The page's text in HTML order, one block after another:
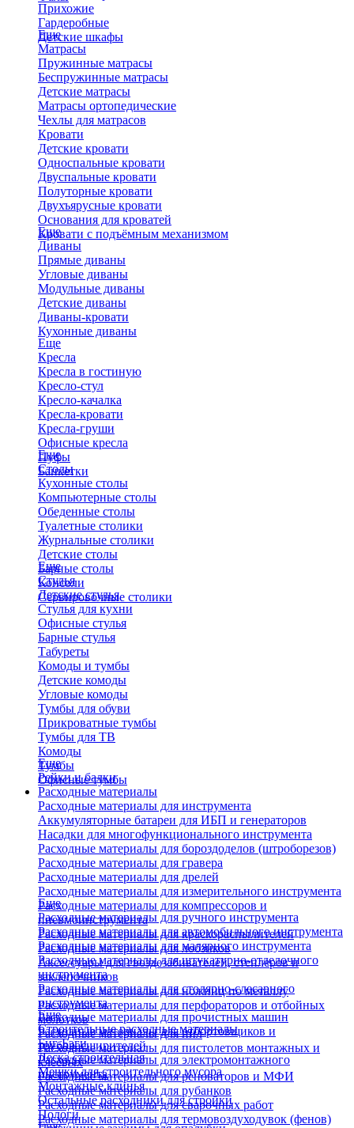
Прихожие
Гардеробные
Детские шкафы
Еще
Матрасы
Пружинные матрасы
Беспружинные матрасы
Детские матрасы
Матрасы ортопедические
Чехлы для матрасов
Кровати
Детские кровати
Односпальные кровати
Двуспальные кровати
Полуторные кровати
Двухъярусные кровати
Основания для кроватей
Кровати с подъёмным механизмом
Еще
Диваны
Прямые диваны
Угловые диваны
Модульные диваны
Детские диваны
Диваны-кровати
Кухонные диваны
Еще
Кресла
Кресла в гостиную
Кресло-стул
Кресло-качалка
Кресла-кровати
Кресла-груши
Офисные кресла
Пуфы
Банкетки
Еще
Столы
Кухонные столы
Компьютерные столы
Обеденные столы
Туалетные столики
Журнальные столики
​Детские столы
Барные столы
Консоли
Сервировочные столики
Еще
Стулья
Детские стулья
Стулья для кухни
Офисные стулья
Барные стулья
Табуреты
Комоды и тумбы
Детские комоды
Угловые комоды
Тумбы для обуви
Прикроватные тумбы
Тумбы для ТВ
Комоды
Тумбы
Офисные тумбы
Еще
Рейки и балки
Расходные материалы
Расходные материалы для инструмента
Аккумуляторные батареи для ИБП и генераторов
Насадки для многофункционального инструмента
Расходные материалы для бороздоделов (штроборезов)
Расходные материалы для гравера
Расходные материалы для дрелей
Расходные материалы для измерительного инструмента
Расходные материалы для компрессоров и
пневмоинструмента
Расходные материалы для краскораспылителей
Расходные материалы для лобзиков
Аксессуары для гвоздезабивателей, степлеров и
заклепочников
Расходные материалы для ножниц по металлу
Расходные материалы для перфораторов и отбойных
молотков
Расходные материалы для пил
Расходные материалы для пистолетов монтажных и
клеевых
Расходные материалы для реноваторов и МФИ
Расходные материалы для рубанков
Расходные материалы для сварочных работ
Расходные материалы для термовоздуходувок (фенов)
Еще
Расходные материалы для ручного инструмента
Расходные материалы для автомобильного инструмента
Расходные материалы для малярного инструмента
Расходные материалы для штукатурно-отделочного
инструмента
Расходные материалы для столярно-слесарного
инструмента
Расходные материалы для прочистных машин
Расходные материалы для отбортовщиков и
труборасширителей
Расходные материалы для электромонтажного
инструмента
Еще
Строительные расходные материалы
Биг-Бэги
Леска строительная
Мешки для строительного мусора
Монтажные клинья
Остальные расходники для стройки
Пологи